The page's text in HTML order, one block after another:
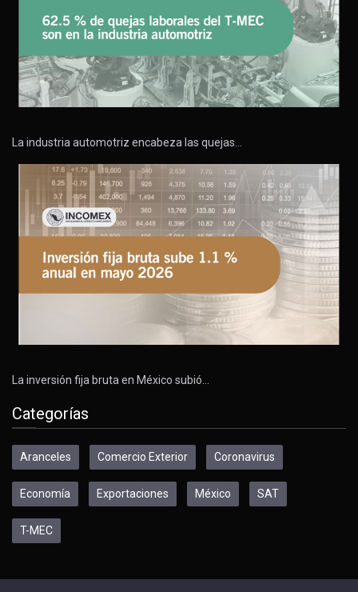
La industria automotriz encabeza las quejas…
La inversión fija bruta en México subió…
Categorías
Aranceles Comercio Exterior Coronavirus
Economía Exportaciones México SAT
T-MEC